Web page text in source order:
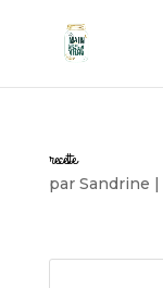
recette
par Sandrine |